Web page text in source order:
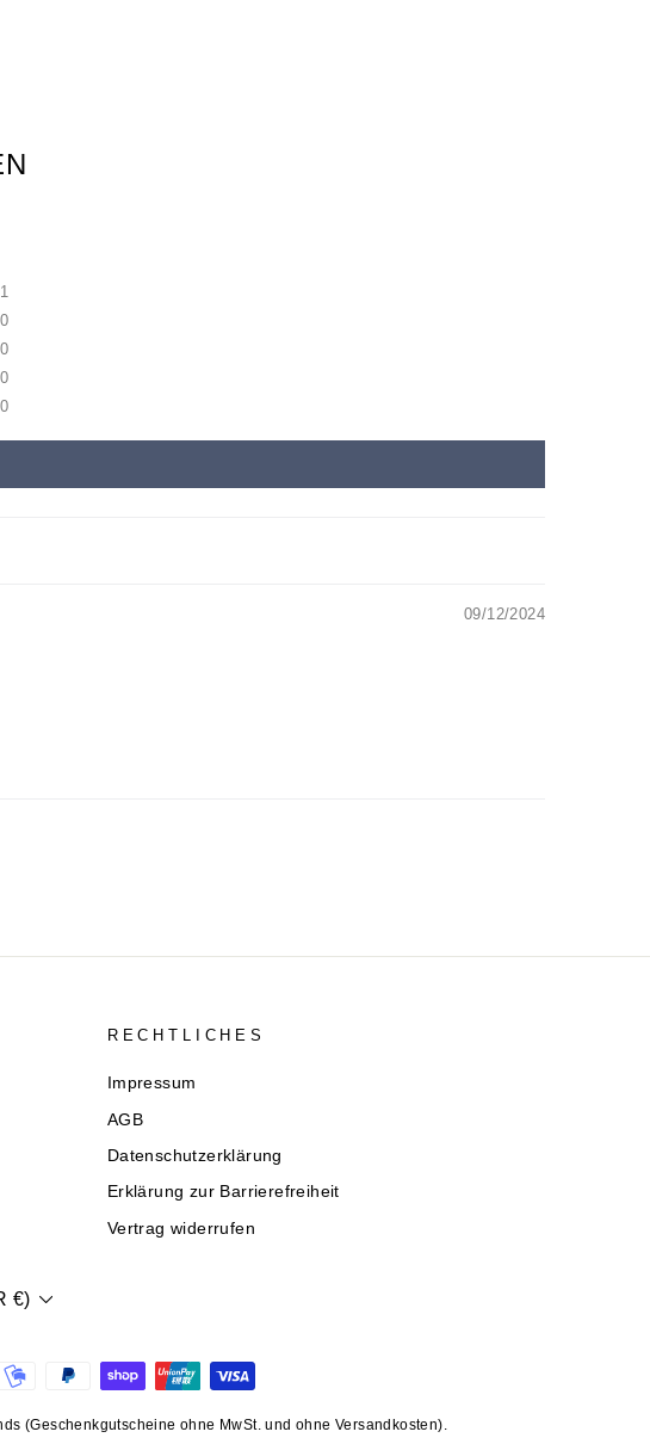
1
0
0
0
0
09/12/2024
RECHTLICHES
Impressum
AGB
Datenschutzerklärung
Erklärung zur Barrierefreiheit
Vertrag widerrufen
€)
(Geschenkgutscheine ohne MwSt. und ohne Versandkosten).